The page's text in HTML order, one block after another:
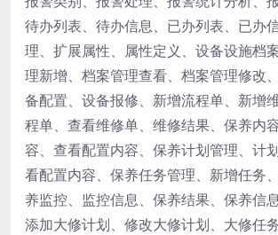
待办列表、待办信息、已办列表、已办
理、扩展属性、属性定义、设备设施档
理新增、档案管理查看、档案管理修改
备配置、设备报修、新增流程单、新增
程单、查看维修单、维修结果、保养内
容、查看配置内容、保养计划管理、计
看配置内容、保养任务管理、新增任务
养监控、监控信息、保养结果、保养信
添加大修计划、修改大修计划、大修任